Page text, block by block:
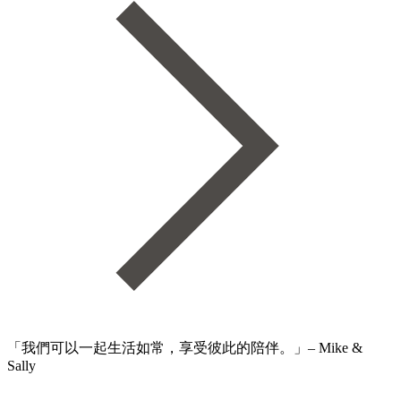
「我們可以一起生活如常，享受彼此的陪伴。」– Mike &
Sally